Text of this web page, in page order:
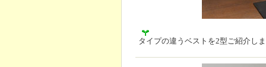
タイプの違うベストを2型ご紹介し